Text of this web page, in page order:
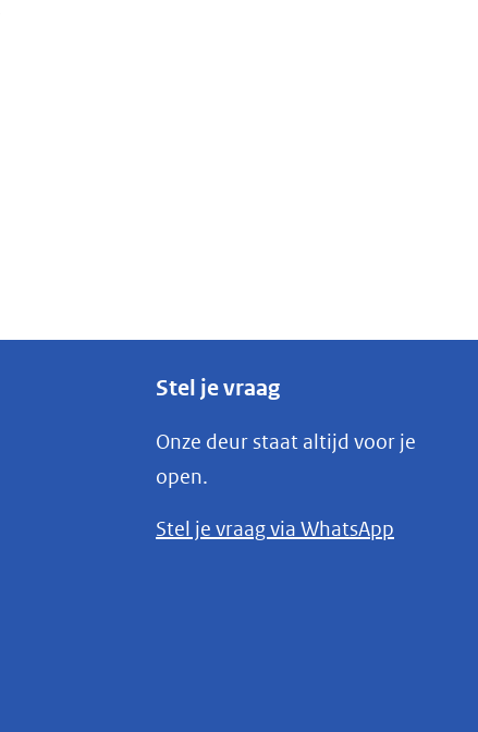
Stel je vraag
Onze deur staat altijd voor je
open.
Stel je vraag via WhatsApp